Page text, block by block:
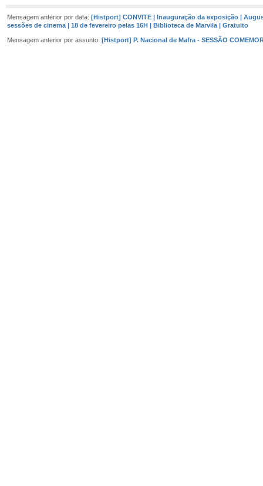
Mensagem anterior por data: [Histport] CONVITE | Inauguração da exposição |
sessões de cinema | 18 de fevereiro pelas 16H | Biblioteca de Marvila | Gratuito
Mensagem anterior por assunto: [Histport] P. Nacional de Mafra - SESSÃO